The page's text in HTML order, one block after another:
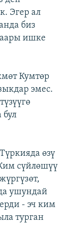
Эгер ал
биз
ишке
Кумтөр
эмес.
өзү
сүйлөшүү
ушундай
- эч ким
турган